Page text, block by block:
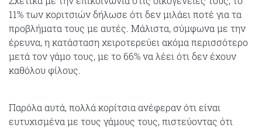
11% των κοριτσιών δήλωσε ότι δεν μιλάει ποτέ για τα
προβλήματα τους με αυτές. Μάλιστα, σύμφωνα με την
έρευνα, η κατάσταση χειροτερεύει ακόμα περισσότερο
μετά τον γάμο τους, με το 66% να λέει ότι δεν έχουν
καθόλου φίλους.
Παρόλα αυτά, πολλά κορίτσια ανέφεραν ότι είναι
ευτυχισμένα με τους γάμους τους, πιστεύοντας ότι